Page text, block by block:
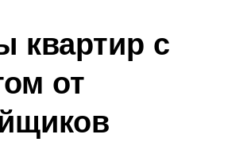
квартир с
от